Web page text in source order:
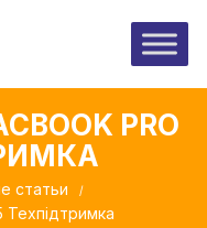
PRO
статьи
Техпідтримка